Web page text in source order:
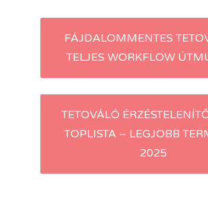
Post
navigation
FÁJDALOMMENTES
TELJES WORKFLOW
TETOVÁLÓ
TOPLISTA – LEGJOBB
2025